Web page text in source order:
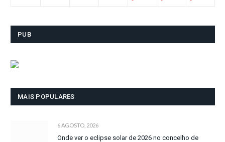
PUB
MAIS POPULARES
6 AGOSTO, 2026
Onde ver o eclipse solar de 2026 no concelho de